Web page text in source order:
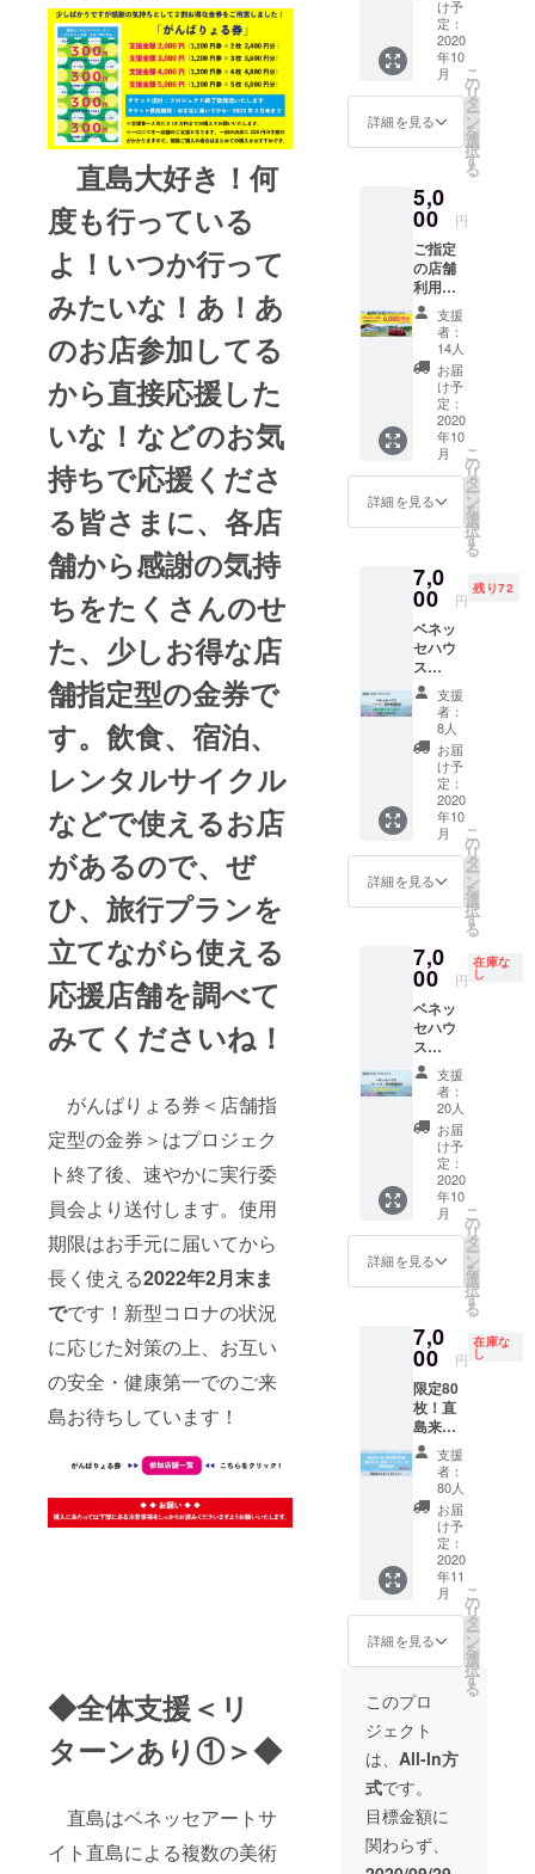
直島大好き！何
度も行っている
よ！いつか行って
みたいな！あ！あ
のお店参加してる
から直接応援した
いな！などのお気
持ちで応援くださ
る皆さまに、各店
舗から感謝の気持
ちをたくさんのせ
た、少しお得な店
舗指定型の金券で
す。飲食、宿泊、
レンタルサイクル
などで使えるお店
があるので、ぜ
ひ、旅行プランを
立てながら使える
応援店舗を調べて
みてくださいね！
がんばりょる券＜店舗指
定型の金券＞はプロジェク
ト終了後、速やかに実行委
員会より送付します。使用
期限はお手元に届いてから
長く使える2022年2月末ま
でです！新型コロナの状況
に応じた対策の上、お互い
の安全・健康第一でのご来
島お待ちしています！
◆全体支援＜リ
ターンあり①＞◆
直島はベネッセアートサ
イト直島による複数の美術
数購入
可能。
金券一
人当た
りの購
額は10
万円と
５ 転
売禁
止。ま
た、券
を現金
に交換
するこ
とはで
きませ
ん。 ※
６ 券
のみの
支払い
時、つ
り銭の
はでき
ませ
７ プ
ロジェ
クトを
支援し
た後の
金額変
更、支
援者の
ご都合
による
返金は
できま
せんの
で、よ
くご確
さい。
※８ や
ない理
由で支
援店が
閉店す
る場合
は、返
金に応
じられ
ません
ので予
めご了
承くだ
さい。
※９ 使
用する
金券は
必ず持
参して
くださ
券は各
店舗で
回収さ
せて頂
きま
す。 ※
１０
ご支援
者と店
舗間に
生じた
トラブ
ルにお
いては
当実行
委員会
は一切
責任を
負いま
せん。
はがん
ばりょ
る券
（金
券）は
お送り
できま
さい。
またそ
の際は
全体の
支援金
へ回さ
せてい
ただき
ます。
※４ 複
数購入
可能。
金券一
人当た
りの購
額は10
万円と
５ 転
売禁
止。ま
た、券
を現金
に交換
するこ
とはで
きませ
ん。 ※
６ 券
のみの
支払い
時、つ
り銭の
はでき
ませ
７ プ
ロジェ
クトを
支援し
た後の
金額変
更、支
援者の
ご都合
による
返金は
できま
せんの
で、よ
くご確
さい。
※８ や
ない理
由で支
援店が
閉店す
る場合
は、返
金に応
じられ
ません
ので予
めご了
承くだ
さい。
※９ 使
用する
金券は
必ず持
参して
くださ
い。金
券は各
店舗で
回収さ
せて頂
きま
す。 ※
１０
ご支援
者と店
ム」な
ど直島
の代表
的な美
術施設
をベ
ネッセ
スタッ
フがご
案内い
たしま
す。 詳
しくは
プロ
ジェク
トペー
ジにて
ご確認
くださ
い。 い
ただい
たご支
援は、
参加事
感染症
対策な
きで意
義ある
使い方
をさせ
ていた
だきま
す。
１ 備
考欄に
指定飲
食・宿
泊店名
をご記
入くだ
さい。
時に複
数の店
舗を支
援した
い場合
は、①
飲食店
数分の
個数を
指定し
て、②
備考欄
に個数
分の飲
食店名
をご記
入くだ
※３ リ
無い事
業者名
が入っ
ている
など、
備考欄
の記載
が無効
だった
場合に
はがん
ばりょ
る券
（金
券）は
お送り
できま
さい。
またそ
全体の
支援金
へ回さ
せてい
ただき
ます。
※４ 複
数購入
可能。
金券一
人当た
りの購
額は10
万円と
５ 転
売禁
止。ま
た、券
を現金
に交換
するこ
とはで
きませ
ん。 ※
６ 券
のみの
支払い
時、つ
り銭の
はでき
ませ
※
７ プ
ロジェ
クトを
支援し
た後の
金額変
更、支
援者の
け予
定：
2020
年10
月
詳細を見る
こ
の
リ
タ
ー
ン
を
選
択
す
る
5,0
00 円
ご指定
の店舗
利用券
6,000円
分
（1,200
円券×5
枚） ※
１ 備
考欄に
指定飲
食・宿
泊店名
をご記
入くだ
さい。
時に複
数の店
舗を支
援した
い場合
は、①
飲食店
数分の
個数を
指定し
て、②
備考欄
に個数
分の飲
食店名
をご記
入くだ
※３ リ
無い事
業者名
が入っ
ている
など、
備考欄
の記載
が無効
だった
場合に
はがん
ばりょ
る券
（金
券）は
お送り
できま
さい。
またそ
の際は
全体の
支援金
へ回さ
せてい
ただき
ます。
※４ 複
数購入
可能。
金券一
人当た
りの購
額は10
万円と
す。 ※
５ 転
売禁
止。ま
を現金
に交換
するこ
とはで
支援
者：
14人
お届
け予
定：
2020
年10
月
詳細を見る
こ
の
リ
タ
ー
ン
を
選
択
す
る
7,0
00 円
残り72
ベネッ
セハウ
ス
「パー
ク」 宿
泊客室
料金
30%OF
Fクーポ
ン 限
定80室
利用期
間：
2021年
10月末
日まで
アート
の展示
スペー
スとホ
テル客
室を備
えた施
設とし
て人気
のベ
ネッセ
ハウス
「オー
バル」
「パー
ク」に
けま
す。 詳
しくは
プロ
ジェク
トペー
ジにて
ご確認
くださ
い。
「直島
観賞ツ
アー
30%OF
Fクーポ
ン」も
組み合
いただ
す。 ※
観賞ツ
アーは
毎週火
曜・日
曜催行
のた
支援
者：
8人
お届
け予
定：
2020
年10
月
詳細を見る
こ
の
リ
タ
ー
ン
を
選
択
す
る
7,0
00 円
在庫な
し
ベネッ
セハウ
ス
「オー
バル」
宿泊客
室料金
30%OF
Fクーポ
ン 限
定20室
利用期
間：
2021年
10月末
日まで
アート
の展示
スペー
スとホ
テル客
室を備
えた施
設とし
て人気
のベ
ネッセ
ハウス
「オー
バル」
「パー
ク」に
いただ
けま
す。 詳
しくは
プロ
ジェク
トペー
ジにて
ご確認
くださ
支援
者：
20人
お届
け予
定：
2020
年10
月
詳細を見る
こ
の
リ
タ
ー
ン
を
選
択
す
る
7,0
00 円
在庫な
し
限定80
枚！直
島来て
みまい
実行委
員会特
製撥水
風呂敷
藤本壮
介氏の
「直島
パヴィ
リオ
ン」を
デザイ
ンにお
としこ
んだ風
呂敷で
す。好
評であ
れば商
品化も
夢じゃ
ない？
ぜひ応
支援
者：
80人
お届
け予
定：
2020
年11
月
詳細を見る
こ
の
リ
タ
ー
ン
を
選
択
す
る
このプロ
ジェクト
は、 All-In方
式です。
目標金額に
関わらず、